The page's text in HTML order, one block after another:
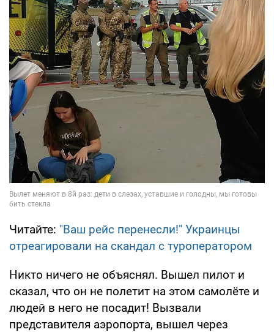
Читайте: "Ваш рейс перенесли!" Украинцы
отреагировали на скандал с туроператором
Никто ничего не объяснял. Вышел пилот и
сказал, что он не полетит на этом самолёте и
людей в него не посадит! Вызвали
представителя аэропорта, вышел через